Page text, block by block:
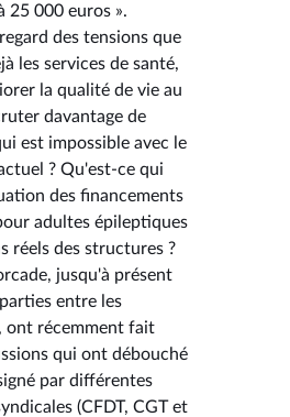
25 000 euros ».
des tensions que
les services de santé,
la qualité de vie au
davantage de
est impossible avec le
? Qu'est-ce qui
des financements
adultes épileptiques
réels des structures ?
jusqu'à présent
entre les
ont récemment fait
qui ont débouché
par différentes
(CFDT, CGT et